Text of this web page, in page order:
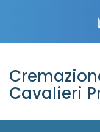
Cavalieri